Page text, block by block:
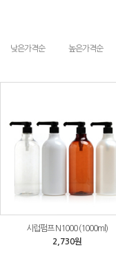
낮은가격순 높은가격순
시럽펌프 N1000 (1000ml)
2,730원